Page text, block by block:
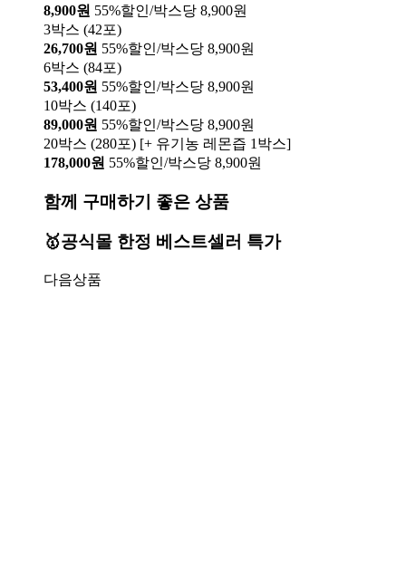
8,900원 55%할인/박스당 8,900원
3박스 (42포)
26,700원 55%할인/박스당 8,900원
6박스 (84포)
53,400원 55%할인/박스당 8,900원
10박스 (140포)
89,000원 55%할인/박스당 8,900원
20박스 (280포) [+ 유기농 레몬즙 1박스]
178,000원 55%할인/박스당 8,900원
함께 구매하기 좋은 상품
🥇공식몰 한정 베스트셀러 특가
다음상품